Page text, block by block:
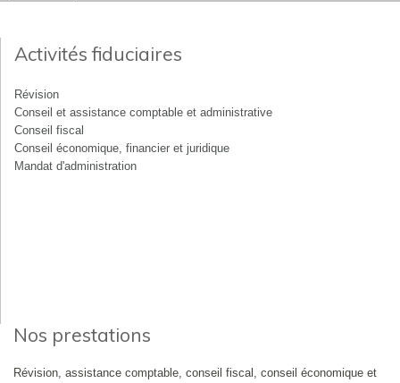
Activités fiduciaires
Révision
Conseil et assistance comptable et administrative
Conseil fiscal
Conseil économique, financier et juridique
Mandat d'administration
Nos prestations
Révision, assistance comptable, conseil fiscal, conseil économique et